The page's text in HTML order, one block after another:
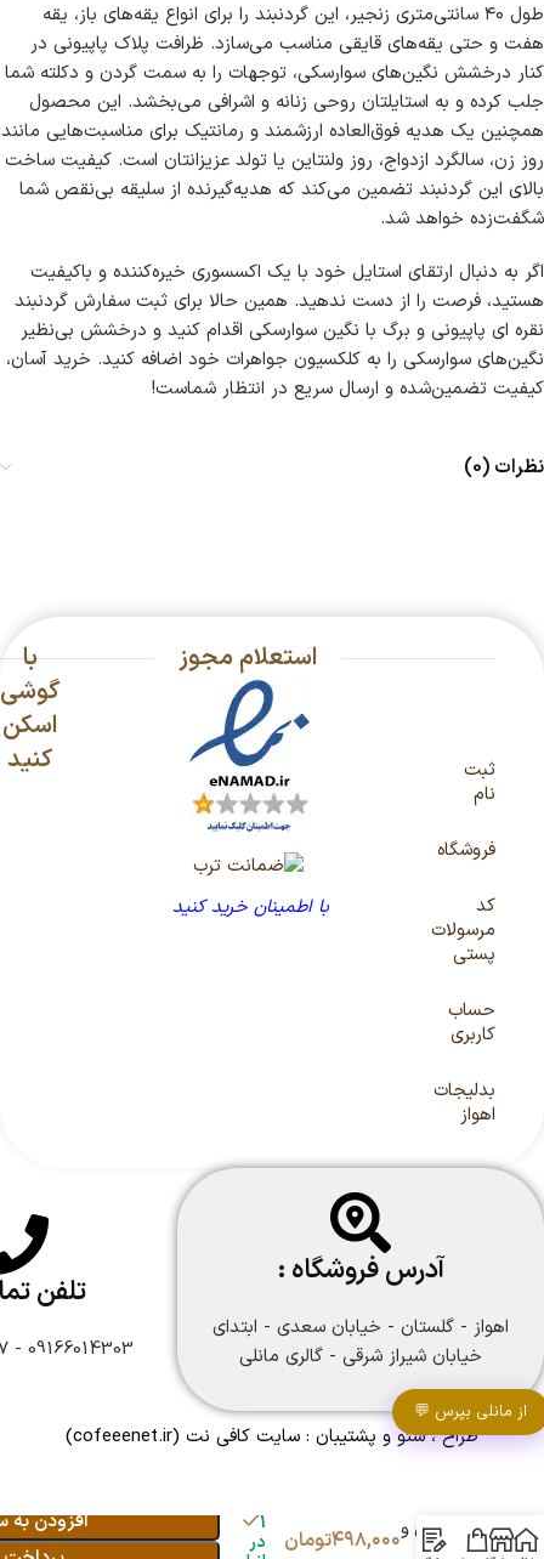
طول ۴۰ سانتی‌متری زنجیر، این گردنبند را برای انواع یقه‌های باز، یقه
هفت و حتی یقه‌های قایقی مناسب می‌سازد. ظرافت پلاک پاپیونی در
کنار درخشش نگین‌های سوارسکی، توجهات را به سمت گردن و دکلته شما
جلب کرده و به استایلتان روحی زنانه و اشرافی می‌بخشد. این محصول
همچنین یک هدیه فوق‌العاده ارزشمند و رمانتیک برای مناسبت‌هایی مانند
روز زن، سالگرد ازدواج، روز ولنتاین یا تولد عزیزانتان است. کیفیت ساخت
بالای این گردنبند تضمین می‌کند که هدیه‌گیرنده از سلیقه بی‌نقص شما
شگفت‌زده خواهد شد.
اگر به دنبال ارتقای استایل خود با یک اکسسوری خیره‌کننده و باکیفیت
هستید، فرصت را از دست ندهید. همین حالا برای ثبت سفارش گردنبند
نقره ای پاپیونی و برگ با نگین سوارسکی اقدام کنید و درخشش بی‌نظیر
نگین‌های سوارسکی را به کلکسیون جواهرات خود اضافه کنید. خرید آسان،
کیفیت تضمین‌شده و ارسال سریع در انتظار شماست!
نظرات (0)
ثبت
نام
فروشگاه
کد
مرسولات
پستی
حساب
کاربری
بدلیجات
اهواز
استعلام مجوز
با اطمینان خرید کنید
با
گوشی
اسکن
کنید
آدرس فروشگاه :
اهواز - گلستان - خیابان سعدی - ابتدای
خیابان شیراز شرقی - گالری مانلی
تلفن
09166014303 - 09166108747
طراح ، سئو و پشتیبان : سایت کافی نت (cofeeenet.ir)
پاپیونی و
برگ با
۴۹۸,۰۰۰تومان
1
در
افزودن به
از مانلی بپرس 💬